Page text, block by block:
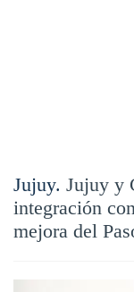
Jujuy. Jujuy y
integración
mejora del